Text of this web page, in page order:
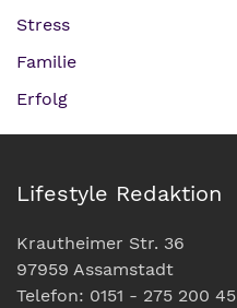
Stress
Familie
Erfolg
Lifestyle Redaktion
Krautheimer Str. 36
97959 Assamstadt
Telefon: 0151 - 275 200 45